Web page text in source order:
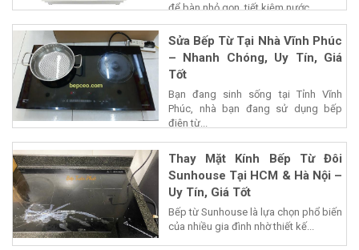
để bàn nhỏ gọn, tiết kiệm nước...
Sửa Bếp Từ Tại Nhà Vĩnh Phúc
– Nhanh Chóng, Uy Tín, Giá
Tốt
Bạn đang sinh sống tại Tỉnh Vĩnh
Phúc, nhà bạn đang sử dụng bếp
điện từ...
Thay Mặt Kính Bếp Từ Đôi
Sunhouse Tại HCM & Hà Nội –
Uy Tín, Giá Tốt
Bếp từ Sunhouse là lựa chọn phổ biến
của nhiều gia đình nhờ thiết kế...